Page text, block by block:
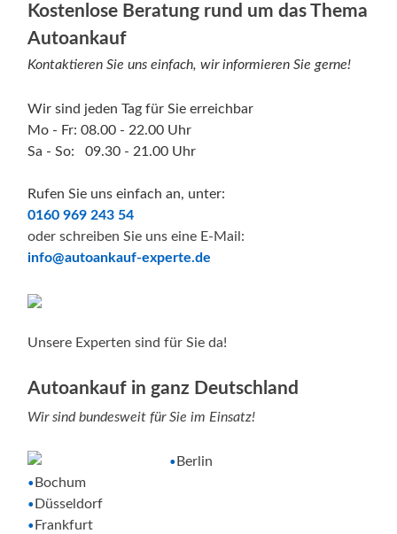
Kostenlose Beratung rund um das Thema
Autoankauf
Kontaktieren Sie uns einfach, wir informieren Sie gerne!
Wir sind jeden Tag für Sie erreichbar
Mo - Fr: 08.00 - 22.00 Uhr
Sa - So: 09.30 - 21.00 Uhr
Rufen Sie uns einfach an, unter:
0160 969 243 54
oder schreiben Sie uns eine E-Mail:
info@autoankauf-experte.de
Unsere Experten sind für Sie da!
Autoankauf in ganz Deutschland
Wir sind bundesweit für Sie im Einsatz!
• Berlin
• Bochum
• Düsseldorf
• Frankfurt